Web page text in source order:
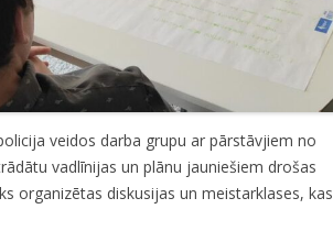
veidos darba grupu ar pārstāvjiem no
vadlīnijas un plānu jauniešiem drošas
organizētas diskusijas un meistarklases, kas